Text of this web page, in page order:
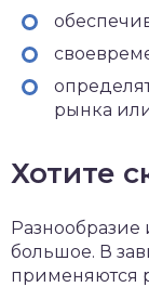
рынка
Хотите
Разнообразие
большое. В
применяются